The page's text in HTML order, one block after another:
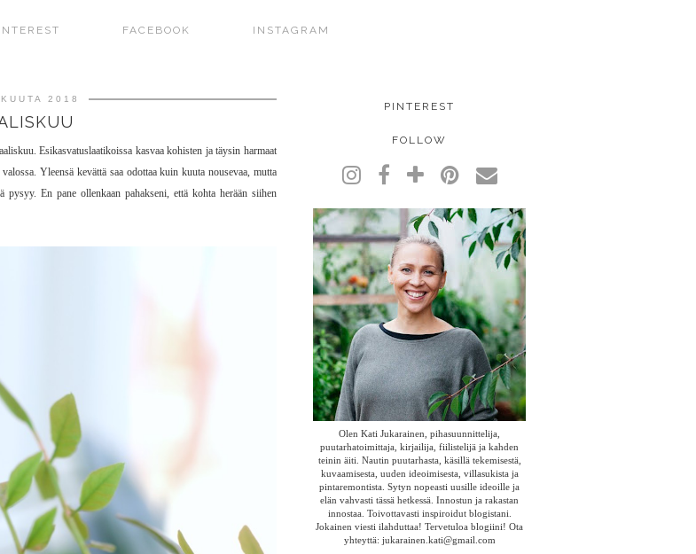
FACEBOOK INSTAGRAM
2018
Esikasvatuslaatikoissa kasvaa kohisten ja täysin harmaat
Yleensä kevättä saa odottaa kuin kuuta nousevaa, mutta
En pane ollenkaan pahakseni, että kohta herään siihen
PINTEREST
FOLLOW
Olen Kati Jukarainen, pihasuunnittelija,
puutarhatoimittaja, kirjailija, fiilistelijä ja kahden
teinin äiti. Nautin puutarhasta, käsillä tekemisestä,
kuvaamisesta, uuden ideoimisesta, villasukista ja
pintaremontista. Sytyn nopeasti uusille ideoille ja
elän vahvasti tässä hetkessä. Innostun ja rakastan
innostaa. Toivottavasti inspiroidut blogistani.
Jokainen viesti ilahduttaa! Tervetuloa blogiini! Ota
yhteyttä: jukarainen.kati@gmail.com